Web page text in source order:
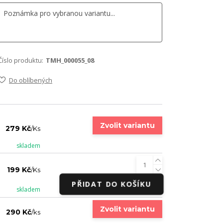
produktu: TMH_000055_08
Do oblíbených
279 Kč/Ks
skladem
Zvolit variantu
199 Kč/Ks
skladem
PŘIDAT DO KOŠÍKU
290 Kč/ks Zvolit variantu